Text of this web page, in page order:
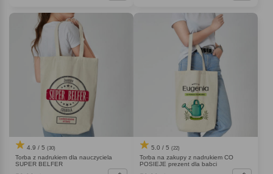
4.9 / 5 (30)
Torba z nadrukiem dla nauczyciela
SUPER BELFER
5.0 / 5 (22)
Torba na zakupy z nadrukiem CO
POSIEJE prezent dla babci